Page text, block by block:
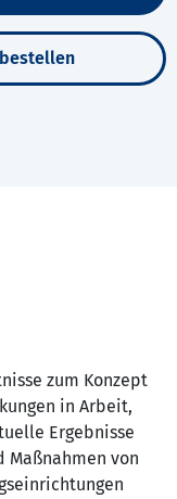
zum Konzept
in Arbeit,
Ergebnisse
von